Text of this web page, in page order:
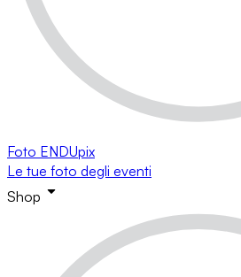
Foto ENDUpix
Le tue foto degli eventi
Shop